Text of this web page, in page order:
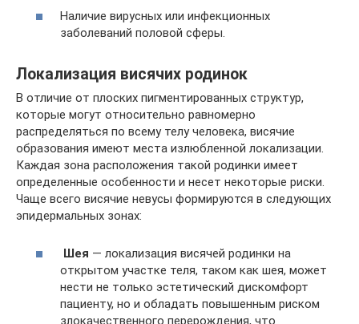
Наличие вирусных или инфекционных
заболеваний половой сферы.
Локализация висячих родинок
В отличие от плоских пигментированных структур,
которые могут относительно равномерно
распределяться по всему телу человека, висячие
образования имеют места излюбленной локализации.
Каждая зона расположения такой родинки имеет
определенные особенности и несет некоторые риски.
Чаще всего висячие невусы формируются в следующих
эпидермальных зонах:
Шея — локализация висячей родинки на
открытом участке теля, таком как шея, может
нести не только эстетический дискомфорт
пациенту, но и обладать повышенным риском
злокачественного перерождения, что